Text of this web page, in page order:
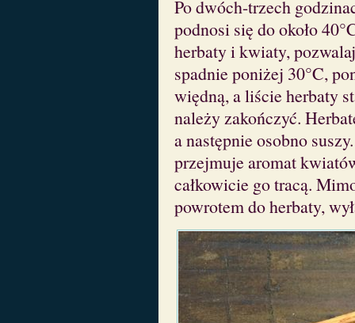
Po dwóch-trzech
podnosi się do około
herbaty i kwiaty,
spadnie poniżej 30°C,
więdną, a liście herbaty
należy zakończyć.
a następnie osobno
przejmuje aromat
całkowicie go tracą.
powrotem do herbaty,